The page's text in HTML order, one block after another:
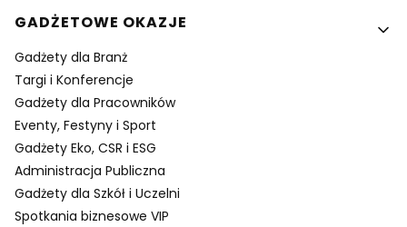
GADŻETOWE OKAZJE
Gadżety dla Branż
Targi i Konferencje
Gadżety dla Pracowników
Eventy, Festyny i Sport
Gadżety Eko, CSR i ESG
Administracja Publiczna
Gadżety dla Szkół i Uczelni
Spotkania biznesowe VIP